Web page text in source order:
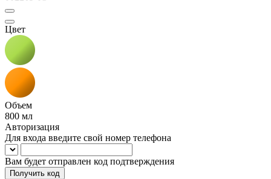
Цвет
Объем
800 мл
Авторизация
Для входа введите свой номер телефона
Вам будет отправлен код подтверждения
Получить код